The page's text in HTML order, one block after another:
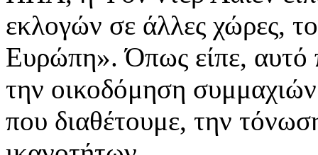
εκλογών σε άλλες χώρες,
Ευρώπη». Όπως είπε, αυτό
την οικοδόμηση
που διαθέτουμε, την